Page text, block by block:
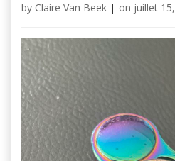
by Claire Van Beek | on juillet